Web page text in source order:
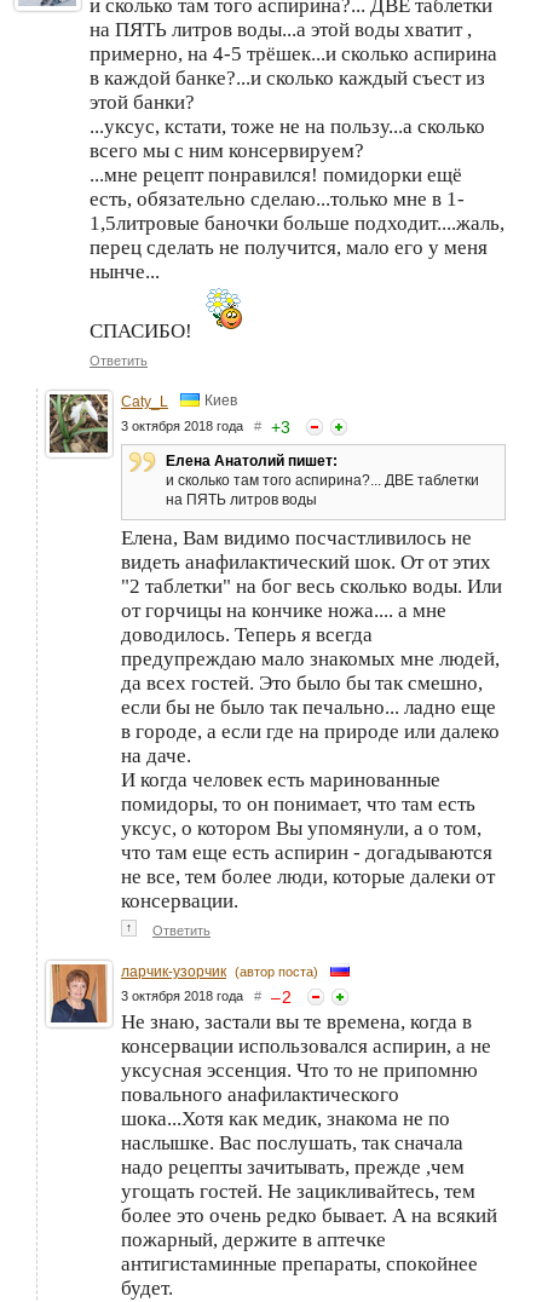
и сколько там того аспирина?... ДВЕ таблетки
на ПЯТЬ литров воды...а этой воды хватит ,
примерно, на 4-5 трёшек...и сколько аспирина
в каждой банке?...и сколько каждый съест из
этой банки?
...уксус, кстати, тоже не на пользу...а сколько
всего мы с ним консервируем?
...мне рецепт понравился! помидорки ещё
есть, обязательно сделаю...только мне в 1-
1,5литровые баночки больше подходит....жаль,
перец сделать не получится, мало его у меня
нынче...
СПАСИБО!
Ответить
Caty_L Киев
3 октября 2018 года # +3
Елена Анатолий пишет:
и сколько там того аспирина?... ДВЕ таблетки
на ПЯТЬ литров воды
Елена, Вам видимо посчастливилось не
видеть анафилактический шок. От от этих
"2 таблетки" на бог весь сколько воды. Или
от горчицы на кончике ножа.... а мне
доводилось. Теперь я всегда
предупреждаю мало знакомых мне людей,
да всех гостей. Это было бы так смешно,
если бы не было так печально... ладно еще
в городе, а если где на природе или далеко
на даче.
И когда человек есть маринованные
помидоры, то он понимает, что там есть
уксус, о котором Вы упомянули, а о том,
что там еще есть аспирин - догадываются
не все, тем более люди, которые далеки от
консервации.
↑ Ответить
ларчик-узорчик (автор поста)
3 октября 2018 года # –2
Не знаю, застали вы те времена, когда в
консервации использовался аспирин, а не
уксусная эссенция. Что то не припомню
повального анафилактического
шока...Хотя как медик, знакома не по
наслышке. Вас послушать, так сначала
надо рецепты зачитывать, прежде ,чем
угощать гостей. Не зацикливайтесь, тем
более это очень редко бывает. А на всякий
пожарный, держите в аптечке
антигистаминные препараты, спокойнее
будет.